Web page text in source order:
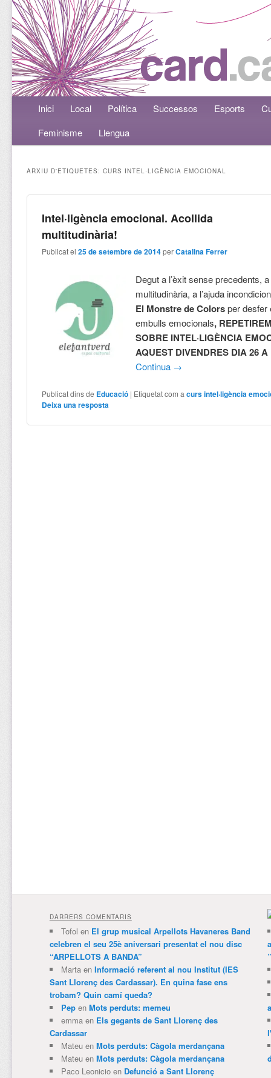
Menú principalAneu al contingut principal
Aneu al contingut secundari
Inici Local Política Successos Esports
Feminisme
Llengua
ARXIU D'ETIQUETES:CURS INTEL·LIGÈNCIA EMOCIONAL
Intel·ligència emocional. Acollida
multitudinària!
Publicat el25 de setembre de 2014 perCatalina Ferrer
Degut a l’èxit sense precedents, a
multitudinària, a l’ajuda
El Monstre de Colorsper desfer
embulls emocionals,
SOBRE INTEL·LIGÈNCIA
AQUEST DIVENDRES DIA 26 A
Continua →
Publicat dins de Educació | Etiquetat com a curs intel·ligència
Deixa una resposta
DARRERS COMENTARIS
Tofol en El grup musical Arpellots Havaneres Band
celebren el seu 25è aniversari presentat el nou disc
“ARPELLOTS A BANDA”
Martaen Informació referent al nou Institut (IES
Sant Llorenç des Cardassar). En quina fase ens
trobam? Quin camí queda?
Pepen Mots perduts: memeu
emmaen Els gegants de Sant Llorenç des
Cardassar
Mateuen Mots perduts: Càgola merdançana
Mateuen Mots perduts: Càgola merdançana
Paco Leonicioen Defunció a Sant Llorenç
”